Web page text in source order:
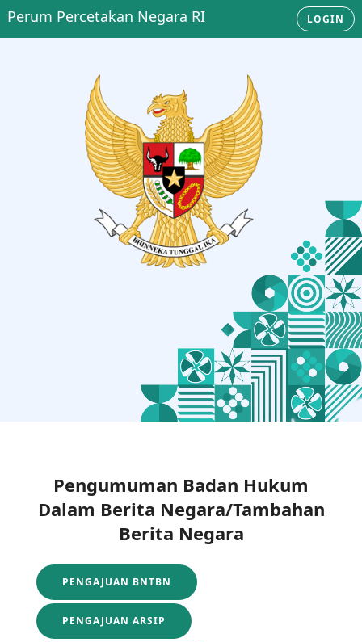
Perum Percetakan Negara RI LOGIN
Pengumuman Badan Hukum
Dalam Berita Negara/Tambahan
Berita Negara
PENGAJUAN BNTBN
PENGAJUAN ARSIP